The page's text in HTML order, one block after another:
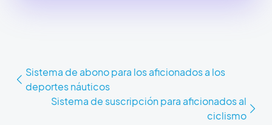
Sistema de abono para los aficionados a los
deportes náuticos
Sistema de suscripción para aficionados al
ciclismo